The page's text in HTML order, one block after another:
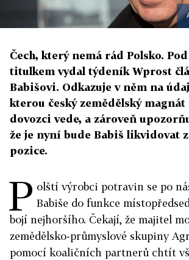
Čech, který nemá rád Polsko.
titulkem vydal týdeník Wprost
Babišovi. Odkazuje v něm na
kterou český zemědělský
dovozci vede, a zároveň
že je nyní bude Babiš likvidovat
pozice.
P olští výrobci potravin se po
Babiše do funkce
bojí nejhoršího. Čekají, že majitel
zemědělsko-průmyslové skupiny
pomocí koaličních partnerů chtít